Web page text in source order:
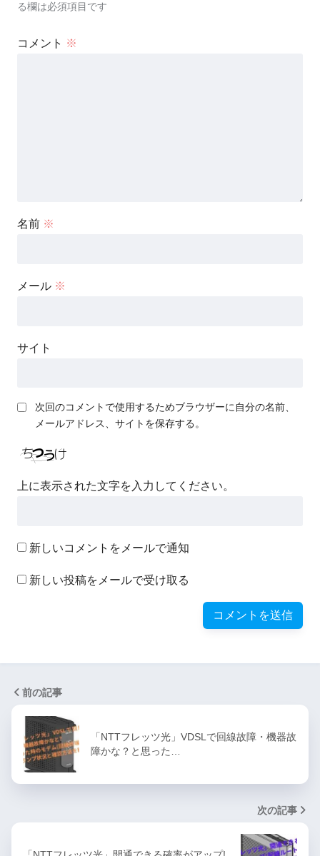
る欄は必須項目です
コメント ※
名前 ※
メール ※
サイト
次回のコメントで使用するためブラウザーに自分の名前、
メールアドレス、サイトを保存する。
上に表示された文字を入力してください。
新しいコメントをメールで通知
新しい投稿をメールで受け取る
前の記事
「NTTフレッツ光」VDSLで回線故障・機器故
障かな？と思った…
次の記事